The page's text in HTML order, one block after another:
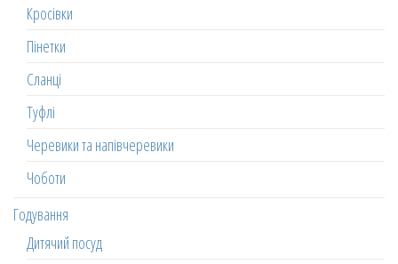
Кросівки
Пінетки
Сланці
Туфлі
Черевики та напівчеревики
Чоботи
Годування
Дитячий посуд